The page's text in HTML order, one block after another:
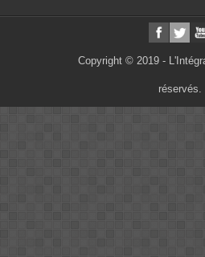
Copyright © 2019 -
réservés.